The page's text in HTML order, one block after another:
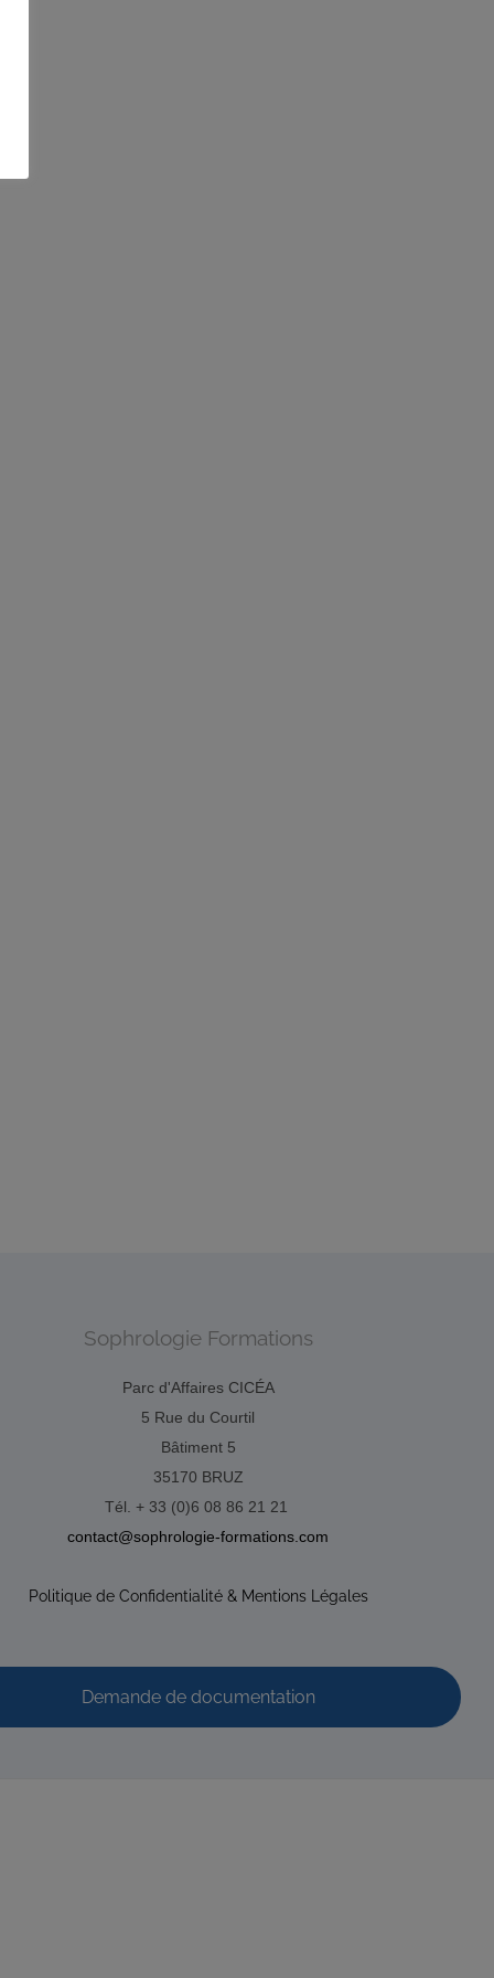
Sophrologie Formations
Parc d'Affaires CICÉA
5 Rue du Courtil
Bâtiment 5
35170 BRUZ
Tél. + 33 (0)6 08 86 21 21
contact@sophrologie-formations.com
Politique de Confidentialité & Mentions Légales
Demande de documentation